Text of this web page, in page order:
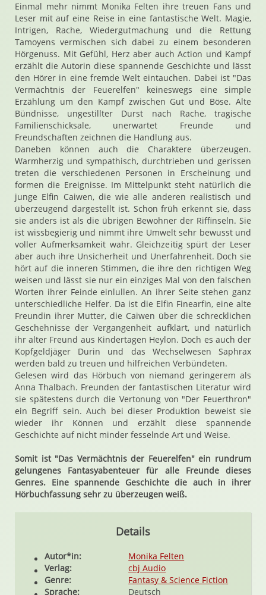
Einmal mehr nimmt Monika Felten ihre treuen Fans und
Leser mit auf eine Reise in eine fantastische Welt. Magie,
Intrigen, Rache, Wiedergutmachung und die Rettung
Tamoyens vermischen sich dabei zu einem besonderen
Hörgenuss. Mit Gefühl, Herz aber auch Action und Kampf
erzählt die Autorin diese spannende Geschichte und lässt
den Hörer in eine fremde Welt eintauchen. Dabei ist "Das
Vermächtnis der Feuerelfen" keineswegs eine simple
Erzählung um den Kampf zwischen Gut und Böse. Alte
Bündnisse, ungestillter Durst nach Rache, tragische
Familienschicksale, unerwartet Freunde und
Freundschaften zeichnen die Handlung aus.
Daneben können auch die Charaktere überzeugen.
Warmherzig und sympathisch, durchtrieben und gerissen
treten die verschiedenen Personen in Erscheinung und
formen die Ereignisse. Im Mittelpunkt steht natürlich die
junge Elfin Caiwen, die wie alle anderen realistisch und
überzeugend dargestellt ist. Schon früh erkennt sie, dass
sie anders ist als die übrigen Bewohner der Riffinseln. Sie
ist wissbegierig und nimmt ihre Umwelt sehr bewusst und
voller Aufmerksamkeit wahr. Gleichzeitig spürt der Leser
aber auch ihre Unsicherheit und Unerfahrenheit. Doch sie
hört auf die inneren Stimmen, die ihre den richtigen Weg
weisen und lässt sie nur ein einziges Mal von den falschen
Worten ihrer Feinde einlullen. An ihrer Seite stehen ganz
unterschiedliche Helfer. Da ist die Elfin Finearfin, eine alte
Freundin ihrer Mutter, die Caiwen über die schrecklichen
Geschehnisse der Vergangenheit aufklärt, und natürlich
ihr alter Freund aus Kindertagen Heylon. Doch es auch der
Kopfgeldjäger Durin und das Wechselwesen Saphrax
werden bald zu treuen und hilfreichen Verbündeten.
Gelesen wird das Hörbuch von niemand geringerem als
Anna Thalbach. Freunden der fantastischen Literatur wird
sie spätestens durch die Vertonung von "Der Feuerthron"
ein Begriff sein. Auch bei dieser Produktion beweist sie
wieder ihr Können und erzählt diese spannende
Geschichte auf nicht minder fesselnde Art und Weise.
Somit ist "Das Vermächtnis der Feuerelfen" ein rundrum
gelungenes Fantasyabenteuer für alle Freunde dieses
Genres. Eine spannende Geschichte die auch in ihrer
Hörbuchfassung sehr zu überzeugen weiß.
Details
Autor*in:
Monika Felten
Verlag:
cbj Audio
Genre:
Fantasy & Science Fiction
Sprache:
Deutsch